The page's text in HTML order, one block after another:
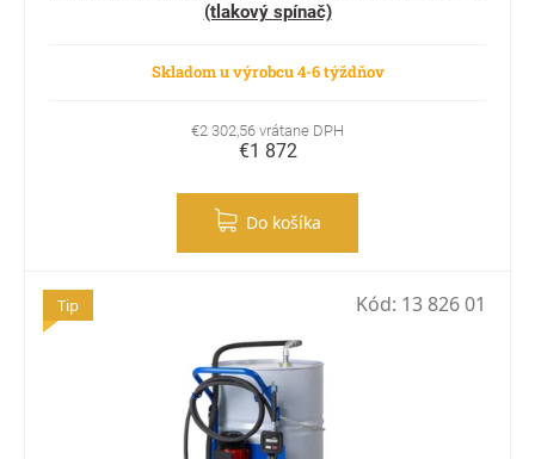
(tlakový spínač)
Skladom u výrobcu 4-6 týždňov
€2 302,56 vrátane DPH
€1 872
Do košíka
Tip Kód: 13 826 01